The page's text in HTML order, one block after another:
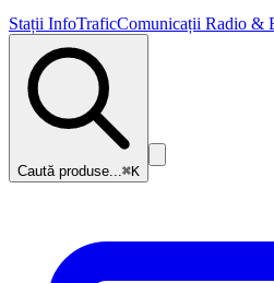
Stații InfoTraficComunicații Radio &
Caută produse...⌘K